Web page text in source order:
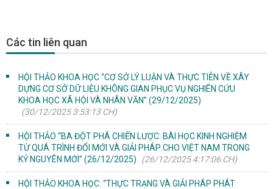
Các tin liên quan
HỘI THẢO KHOA HỌC “CƠ SỞ LÝ LUẬN VÀ THỰC TIỄN VỀ XÂY
DỰNG CƠ SỞ DỮ LIỆU KHÔNG GIAN PHỤC VỤ NGHIÊN CỨU
KHOA HỌC XÃ HỘI VÀ NHÂN VĂN” (29/12/2025)
(30/12/2025 3:53:13 CH)
HỘI THẢO “BA ĐỘT PHÁ CHIẾN LƯỢC: BÀI HỌC KINH NGHIỆM
TỪ QUÁ TRÌNH ĐỔI MỚI VÀ GIẢI PHÁP CHO VIỆT NAM TRONG
KỶ NGUYÊN MỚI” (26/12/2025)
(26/12/2025 4:17:06 CH)
HỘI THẢO KHOA HỌC: “THỰC TRẠNG VÀ GIẢI PHÁP PHÁT